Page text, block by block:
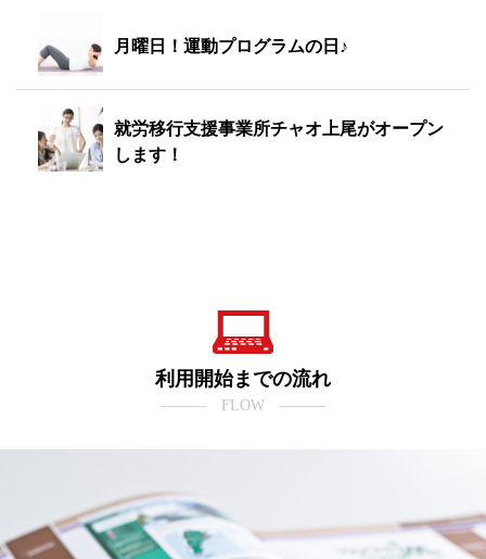
月曜日！運動プログラムの日♪
就労移行支援事業所チャオ上尾がオープン
します！
利用開始までの流れ
――― FLOW ―――